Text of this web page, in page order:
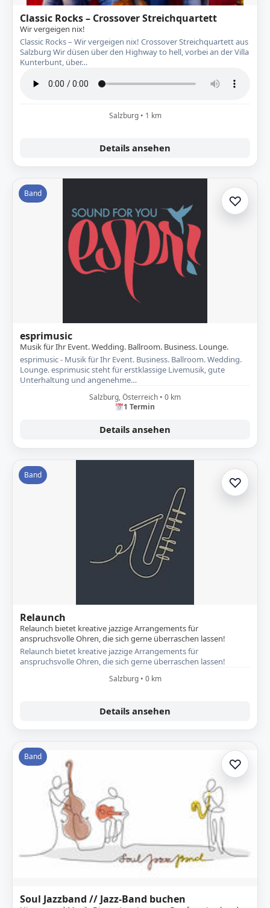
Classic Rocks – Crossover Streichquartett
Wir vergeigen nix!
Classic Rocks – Wir vergeigen nix! Crossover Streichquartett aus
Salzburg Wir düsen über den Highway to hell, vorbei an der Villa
Kunterbunt, über…
Salzburg • 1 km
Details ansehen
Band ♡Zur
esprimusic
Musik für Ihr Event. Wedding. Ballroom. Business. Lounge.
esprimusic - Musik für Ihr Event. Business. Ballroom. Wedding.
Lounge. esprimusic steht für erstklassige Livemusik, gute
Unterhaltung und angenehme…
Salzburg, Österreich • 0 km
1 Termin
Details ansehen
Band ♡Zur
Relaunch
Relaunch bietet kreative jazzige Arrangements für
anspruchsvolle Ohren, die sich gerne überraschen lassen!
Relaunch bietet kreative jazzige Arrangements für
anspruchsvolle Ohren, die sich gerne überraschen lassen!
Salzburg • 0 km
Details ansehen
Band ♡Zur
Soul Jazzband // Jazz-Band buchen